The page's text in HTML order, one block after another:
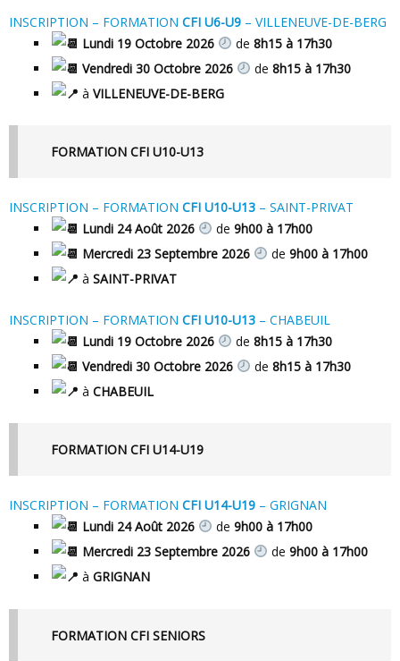
INSCRIPTION – FORMATION CFI U6-U9 – VILLENEUVE-DE-BERG
Lundi 19 Octobre 2026
de 8h15 à 17h30
Vendredi 30 Octobre 2026
de 8h15 à 17h30
à VILLENEUVE-DE-BERG
FORMATION CFI U10-U13
INSCRIPTION – FORMATION CFI U10-U13 – SAINT-PRIVAT
Lundi 24 Août 2026
de 9h00 à 17h00
Mercredi 23 Septembre 2026
de 9h00 à 17h00
à SAINT-PRIVAT
INSCRIPTION – FORMATION CFI U10-U13 – CHABEUIL
Lundi 19 Octobre 2026
de 8h15 à 17h30
Vendredi 30 Octobre 2026
de 8h15 à 17h30
à CHABEUIL
FORMATION CFI U14-U19
INSCRIPTION – FORMATION CFI U14-U19 – GRIGNAN
Lundi 24 Août 2026
de 9h00 à 17h00
Mercredi 23 Septembre 2026
de 9h00 à 17h00
à GRIGNAN
FORMATION CFI SENIORS